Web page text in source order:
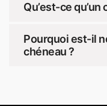
Qu’est-ce qu’un
Pourquoi est-il
chéneau ?